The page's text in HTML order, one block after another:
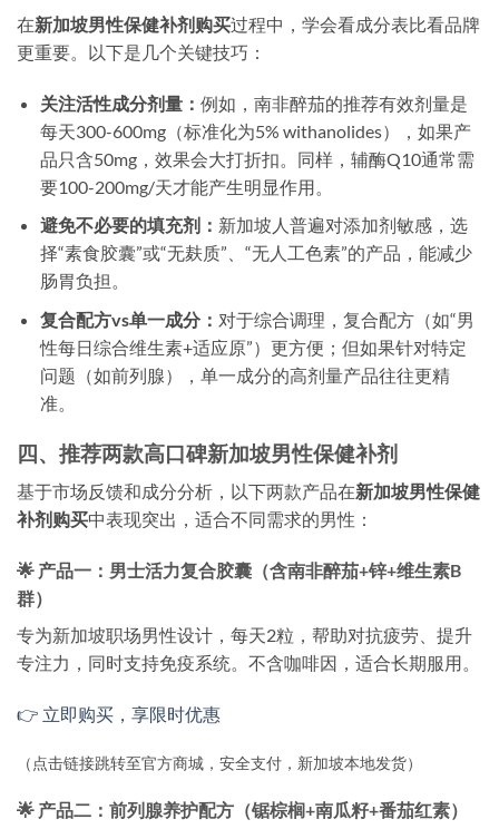
在新加坡男性保健补剂购买过程中，学会看成分表比看品牌
更重要。以下是几个关键技巧：
关注活性成分剂量： 例如，南非醉茄的推荐有效剂量是
每天300-600mg（标准化为5% withanolides），如果产
品只含50mg，效果会大打折扣。同样，辅酶Q10通常需
要100-200mg/天才能产生明显作用。
避免不必要的填充剂： 新加坡人普遍对添加剂敏感，选
择“素食胶囊”或“无麸质”、“无人工色素”的产品，能减少
肠胃负担。
复合配方vs单一成分： 对于综合调理，复合配方（如“男
性每日综合维生素+适应原”）更方便；但如果针对特定
问题（如前列腺），单一成分的高剂量产品往往更精
准。
四、推荐两款高口碑新加坡男性保健补剂
基于市场反馈和成分分析，以下两款产品在新加坡男性保健
补剂购买中表现突出，适合不同需求的男性：
🌟 产品一：男士活力复合胶囊（含南非醉茄+锌+维生素B
群）
专为新加坡职场男性设计，每天2粒，帮助对抗疲劳、提升
专注力，同时支持免疫系统。不含咖啡因，适合长期服用。
👉 立即购买，享限时优惠
（点击链接跳转至官方商城，安全支付，新加坡本地发货）
🌟 产品二：前列腺养护配方（锯棕榈+南瓜籽+番茄红素）